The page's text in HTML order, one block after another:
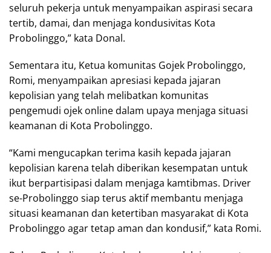
seluruh pekerja untuk menyampaikan aspirasi secara
tertib, damai, dan menjaga kondusivitas Kota
Probolinggo,” kata Donal.
Sementara itu, Ketua komunitas Gojek Probolinggo,
Romi, menyampaikan apresiasi kepada jajaran
kepolisian yang telah melibatkan komunitas
pengemudi ojek online dalam upaya menjaga situasi
keamanan di Kota Probolinggo.
“Kami mengucapkan terima kasih kepada jajaran
kepolisian karena telah diberikan kesempatan untuk
ikut berpartisipasi dalam menjaga kamtibmas. Driver
se-Probolinggo siap terus aktif membantu menjaga
situasi keamanan dan ketertiban masyarakat di Kota
Probolinggo agar tetap aman dan kondusif,” kata Romi.